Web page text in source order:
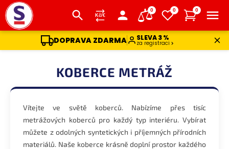
DOPRAVA ZDARMA SLEVA 3 %
za registraci
0 0 0
KOBERCE METRÁŽ
Vítejte ve světě koberců. Nabízíme přes tisíc
metrážových koberců pro každý typ interiéru. Vybírat
můžete z odolných syntetických i příjemných přírodních
materiálů. Naše koberce krásně doplní prostor každého